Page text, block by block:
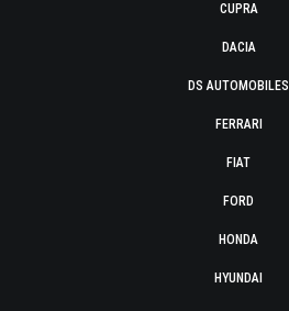
CUPRA
DACIA
DS AUTOMOBILES
FERRARI
FIAT
FORD
HONDA
HYUNDAI